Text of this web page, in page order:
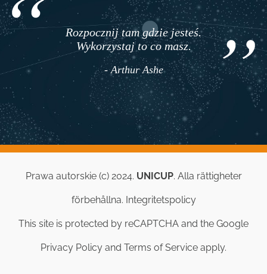
Rozpocznij tam gdzie jesteś.
Wykorzystaj to co masz.
- Arthur Ashe
Prawa autorskie (c) 2024. UNICUP. Alla rättigheter
förbehållna. Integritetspolicy
This site is protected by reCAPTCHA and the Google
Privacy Policy and Terms of Service apply.